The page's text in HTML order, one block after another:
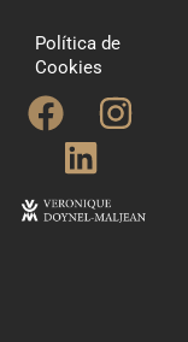
Política de
Cookies
F
e
I
t
L
i
n
k